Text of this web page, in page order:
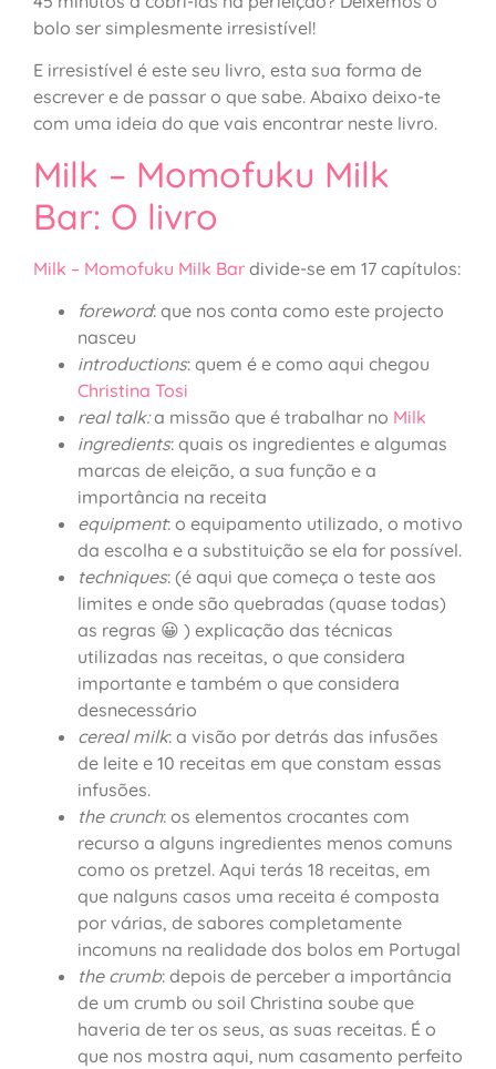
bolo ser simplesmente irresistível!
E irresistível é este seu livro, esta sua forma de
escrever e de passar o que sabe. Abaixo deixo-te
com uma ideia do que vais encontrar neste livro.
Milk – Momofuku Milk
Bar: O livro
Milk – Momofuku Milk Bar divide-se em 17 capítulos:
foreword: que nos conta como este projecto
nasceu
introductions: quem é e como aqui chegou
Christina Tosi
real talk:a missão que é trabalhar no Milk
ingredients: quais os ingredientes e algumas
marcas de eleição, a sua função e a
importância na receita
equipment: o equipamento utilizado, o motivo
da escolha e a substituição se ela for possível.
techniques: (é aqui que começa o teste aos
limites e onde são quebradas (quase todas)
as regras 😀 ) explicação das técnicas
utilizadas nas receitas, o que considera
importante e também o que considera
desnecessário
cereal milk: a visão por detrás das infusões
de leite e 10 receitas em que constam essas
infusões.
the crunch: os elementos crocantes com
recurso a alguns ingredientes menos comuns
como os pretzel. Aqui terás 18 receitas, em
que nalguns casos uma receita é composta
por várias, de sabores completamente
incomuns na realidade dos bolos em Portugal
the crumb: depois de perceber a importância
de um crumb ou soil Christina soube que
haveria de ter os seus, as suas receitas. É o
que nos mostra aqui, num casamento perfeito